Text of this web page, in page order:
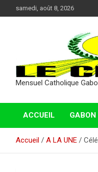
au
samedi, août 8, 2026
Mensuel Catholique
ACCUEIL GABON
Accueil A LA UNE